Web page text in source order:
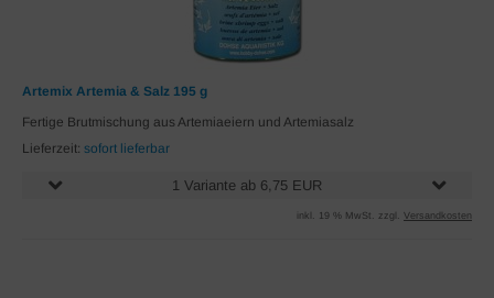
Artemix Artemia & Salz 195 g
Fertige Brutmischung aus Artemiaeiern und Artemiasalz
Lieferzeit: sofort lieferbar
1 Variante ab 6,75 EUR
inkl. 19 % MwSt. zzgl. Versandkosten